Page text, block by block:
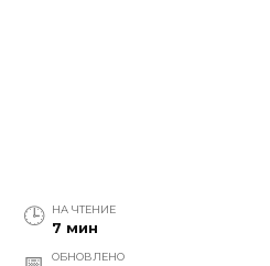
НА ЧТЕНИЕ
7 мин
ОБНОВЛЕНО